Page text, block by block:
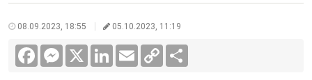
08.09.2023, 18:55 05.10.2023, 11:19
FacebookMessenger LinkedInEmail
Copy
Link